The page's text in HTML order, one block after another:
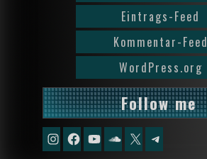
Eintrags-Feed
Kommentar-Feed
WordPress.org
Follow me
Instagram
Facebook
YouTube
Soundcloud
X Telegram